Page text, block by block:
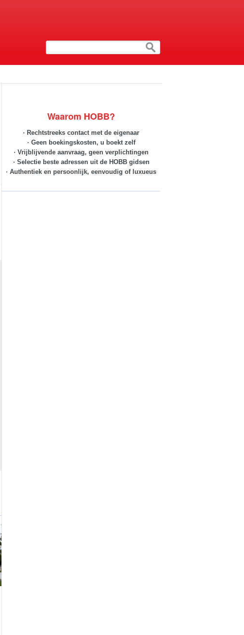
Waarom HOBB?
· Rechtstreeks contact met de eigenaar
· Geen boekingskosten, u boekt zelf
· Vrijblijvende aanvraag, geen verplichtingen
· Selectie beste adressen uit de HOBB gidsen
· Authentiek en persoonlijk, eenvoudig of luxueus